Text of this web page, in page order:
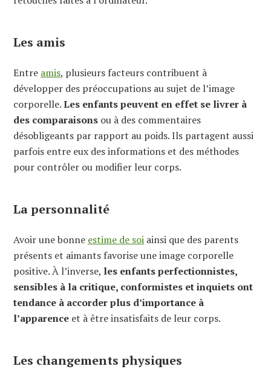
Les amis
Entre amis, plusieurs facteurs contribuent à
développer des préoccupations au sujet de l’image
corporelle.Les enfants peuvent en effet se livrer à
des comparaisons ou à des commentaires
désobligeants par rapport au poids. Ils partagent aussi
parfois entre eux des informations et des méthodes
pour contrôler ou modifier leur corps.
La personnalité
Avoir une bonne estime de soi ainsi que des parents
présents et aimants favorise une image corporelle
positive. À l’inverse, les enfants perfectionnistes,
sensibles à la critique, conformistes et inquiets ont
tendance à accorder plus d’importance à
l’apparence et à être insatisfaits de leur corps.
Les changements physiques